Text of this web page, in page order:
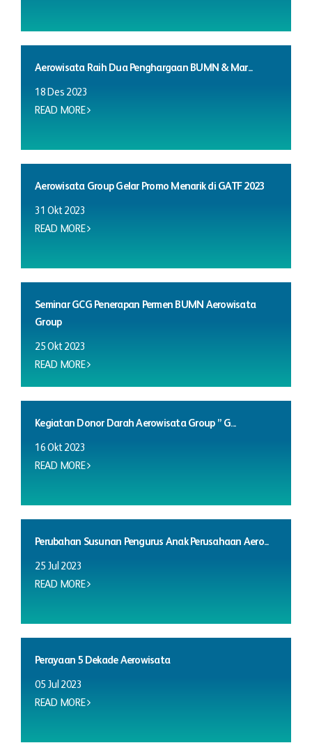
Aerowisata Raih Dua Penghargaan BUMN & Mar...
18 Des 2023
READ MORE
Aerowisata Group Gelar Promo Menarik di GATF 2023
31 Okt 2023
READ MORE
Seminar GCG Penerapan Permen BUMN Aerowisata
Group
25 Okt 2023
READ MORE
Kegiatan Donor Darah Aerowisata Group ” G...
16 Okt 2023
READ MORE
Perubahan Susunan Pengurus Anak Perusahaan Aero...
25 Jul 2023
READ MORE
Perayaan 5 Dekade Aerowisata
05 Jul 2023
READ MORE